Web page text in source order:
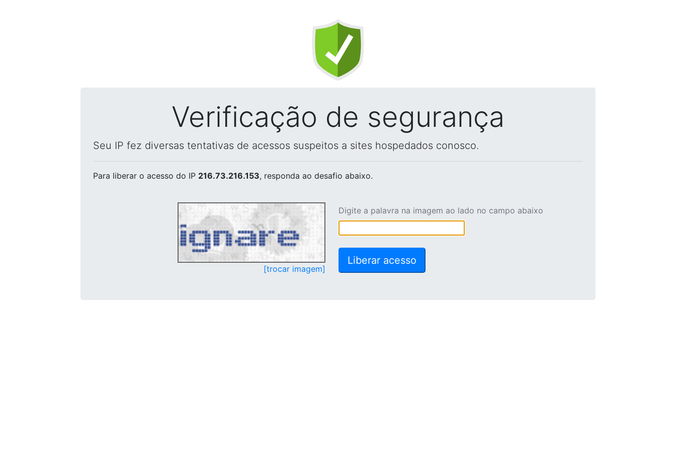
Verificação de segurança
Seu IP fez diversas tentativas de acessos suspeitos a sites hospedados conosco.
Para liberar o acesso do IP 216.73.216.153, responda ao desafio abaixo.
[trocar imagem]
Digite a palavra na imagem ao lado no campo abaixo